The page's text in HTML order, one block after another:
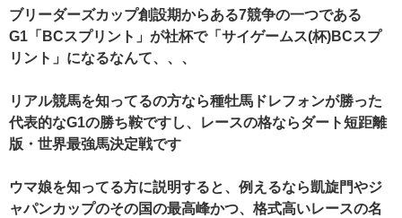
ブリーダーズカップ創設期からある7競争の一つである
G1「BCスプリント」が社杯で「サイゲームス(杯)BCスプ
リント」になるなんて、、、
リアル競馬を知ってるの方なら種牡馬ドレフォンが勝った
代表的なG1の勝ち鞍ですし、レースの格ならダート短距離
版・世界最強馬決定戦です
ウマ娘を知ってる方に説明すると、例えるなら凱旋門やジ
ャパンカップのその国の最高峰かつ、格式高いレースの名